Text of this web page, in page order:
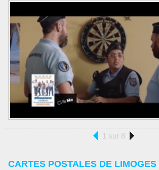
1 sur 8
CARTES POSTALES DE LIMOGES